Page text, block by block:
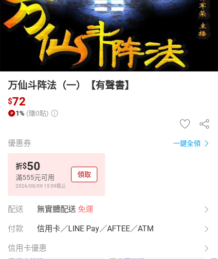
HOT
万仙斗阵法（一）【有聲書】
$72
1% (賺0點)
優惠券 一鍵全領
折$50
滿555元可用
2026/08/09 15:59截止
領取
配送 無實體配送 免運
付款 信用卡／LINE Pay／AFTEE／ATM
信用卡優惠